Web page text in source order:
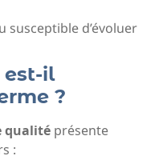
susceptible d’évoluer
il
?
qualité présente
: